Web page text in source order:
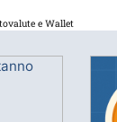
e Wallet